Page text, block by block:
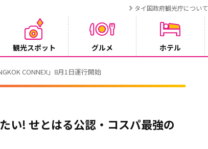
タイ国政府観光庁について
観光スポット グルメ ホテル
CONNEX」8月1日運行開始
い! せとはる公認・コスパ最強の